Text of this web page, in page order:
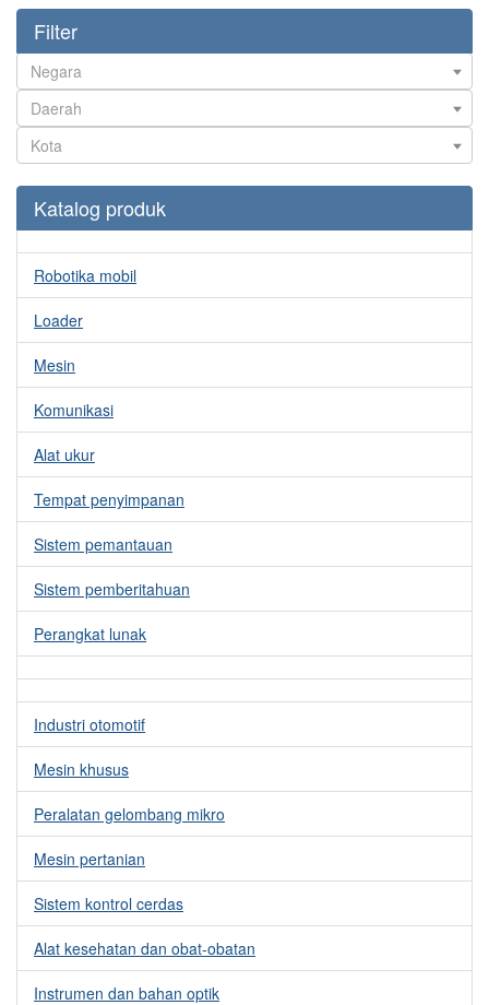
Filter
Katalog produk
Robotika mobil
Loader
Mesin
Komunikasi
Alat ukur
Tempat penyimpanan
Sistem pemantauan
Sistem pemberitahuan
Perangkat lunak
Industri otomotif
Mesin khusus
Peralatan gelombang mikro
Mesin pertanian
Sistem kontrol cerdas
Alat kesehatan dan obat-obatan
Instrumen dan bahan optik